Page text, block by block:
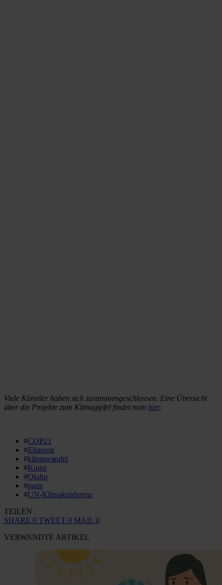
Viele Künstler haben sich zusammengeschlossen. Eine Übersicht
über die Projekte zum Klimagipfel findet man hier.
#COP21
#Eliasson
#klimawandel
#Kunst
#Olafur
#paris
#UN-Klimakonferenz
TEILEN
SHARE 0 TWEET 0 MAIL 0
VERWANDTE ARTIKEL